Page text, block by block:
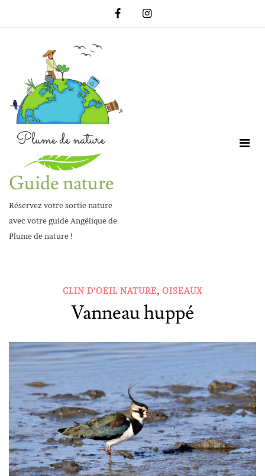
Guide nature
Réservez votre sortie nature
avec votre guide Angélique de
Plume de nature !
CLIN D'OEIL NATURE, OISEAUX
Vanneau huppé